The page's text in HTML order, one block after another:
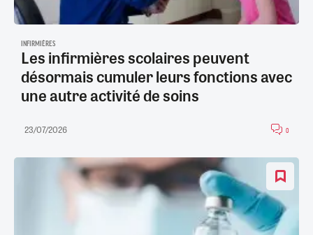
INFIRMIÈRES
Les infirmières scolaires peuvent
désormais cumuler leurs fonctions avec
une autre activité de soins
23/07/2026 0